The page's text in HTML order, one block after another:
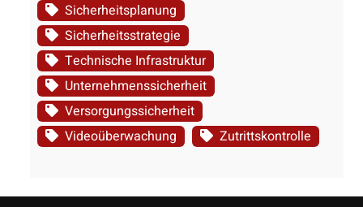
Sicherheitsplanung
Sicherheitsstrategie
Technische Infrastruktur
Unternehmenssicherheit
Versorgungssicherheit
Videoüberwachung
Zutrittskontrolle